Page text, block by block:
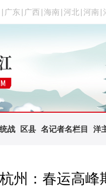
广东 广西 海南 河北 河南
统战 区县 名记者名栏目 洋
州：春运高